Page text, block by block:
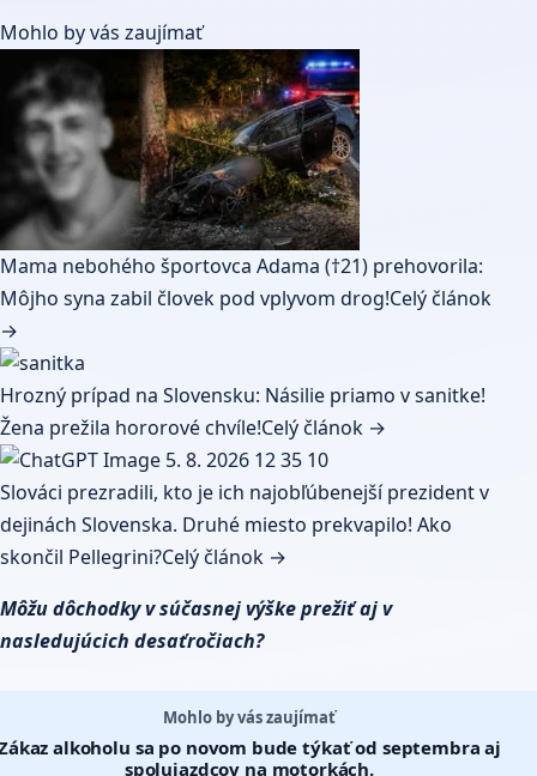
Mohlo by vás zaujímať
Mama nebohého športovca Adama (†21) prehovorila:
Môjho syna zabil človek pod vplyvom drog!Celý článok
→
Hrozný prípad na Slovensku: Násilie priamo v sanitke!
Žena prežila hororové chvíle!Celý článok →
Slováci prezradili, kto je ich najobľúbenejší prezident v
dejinách Slovenska. Druhé miesto prekvapilo! Ako
skončil Pellegrini?Celý článok →
Môžu dôchodky v súčasnej výške prežiť aj v
nasledujúcich desaťročiach?
Mohlo by vás zaujímať
alkoholu sa po novom bude týkať od septembra aj
spolujazdcov na motorkách.